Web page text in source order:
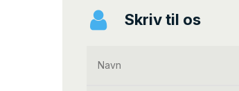
Skriv til os